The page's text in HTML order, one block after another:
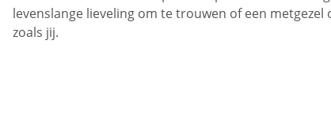
levenslange lieveling om te trouwen of een
zoals jij.